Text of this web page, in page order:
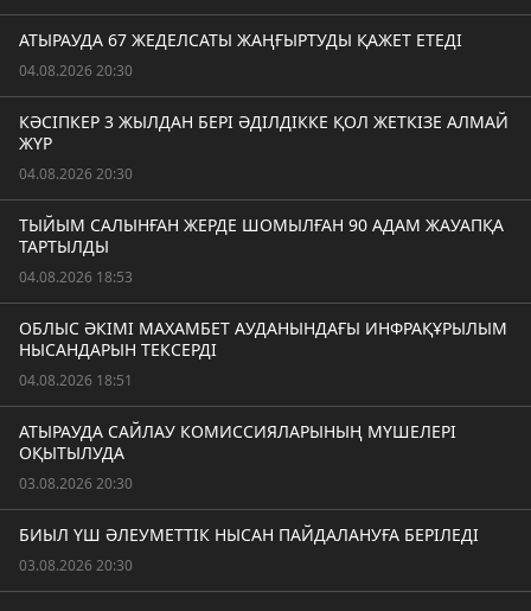
АТЫРАУДА 67 ЖЕДЕЛСАТЫ ЖАҢҒЫРТУДЫ ҚАЖЕТ ЕТЕДІ
04.08.2026 20:30
КӘСІПКЕР 3 ЖЫЛДАН БЕРІ ӘДІЛДІККЕ ҚОЛ ЖЕТКІЗЕ АЛМАЙ
ЖҮР
04.08.2026 20:30
ТЫЙЫМ САЛЫНҒАН ЖЕРДЕ ШОМЫЛҒАН 90 АДАМ ЖАУАПҚА
ТАРТЫЛДЫ
04.08.2026 18:53
ОБЛЫС ӘКІМІ МАХАМБЕТ АУДАНЫНДАҒЫ ИНФРАҚҰРЫЛЫМ
НЫСАНДАРЫН ТЕКСЕРДІ
04.08.2026 18:51
АТЫРАУДА САЙЛАУ КОМИССИЯЛАРЫНЫҢ МҮШЕЛЕРІ
ОҚЫТЫЛУДА
03.08.2026 20:30
БИЫЛ ҮШ ӘЛЕУМЕТТІК НЫСАН ПАЙДАЛАНУҒА БЕРІЛЕДІ
03.08.2026 20:30